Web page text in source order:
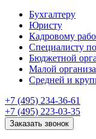
Бухгалтеру
Юристу
Кадровому
Специалисту
Бюджетной
Малой
Средней и
+7 (495) 234-36-61
+7 (495) 223-03-35
Заказать звонок